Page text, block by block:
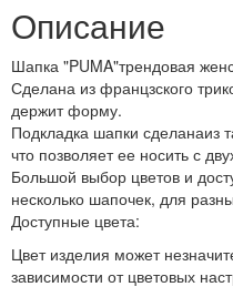
Описание
Шапка "PUMA"трендовая
Сделана из францзского
держит форму.
Подкладка шапки сделанаиз
что позволяет ее носить с
Большой выбор цветов и
несколько шапочек, для
Доступные цвета:
Цвет изделия может
зависимости от цветовых